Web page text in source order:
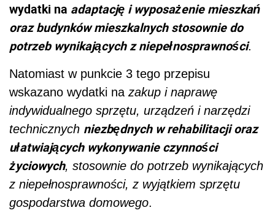
wydatki na adaptację i wyposażenie mieszkań
oraz budynków mieszkalnych stosownie do
potrzeb wynikających z niepełnosprawności.
Natomiast w punkcie 3 tego przepisu
wskazano wydatki na zakup i naprawę
indywidualnego sprzętu, urządzeń i narzędzi
technicznych niezbędnych w rehabilitacji oraz
ułatwiających wykonywanie czynności
życiowych, stosownie do potrzeb wynikających
z niepełnosprawności, z wyjątkiem sprzętu
gospodarstwa domowego.